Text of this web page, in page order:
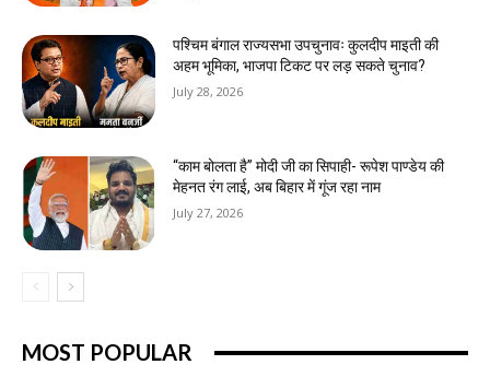
पश्चिम बंगाल राज्यसभा उपचुनावः कुलदीप माइती की
अहम भूमिका, भाजपा टिकट पर लड़ सकते चुनाव?
July 28, 2026
“काम बोलता है” मोदी जी का सिपाही- रूपेश पाण्डेय की
मेहनत रंग लाई, अब बिहार में गूंज रहा नाम
July 27, 2026
MOST POPULAR